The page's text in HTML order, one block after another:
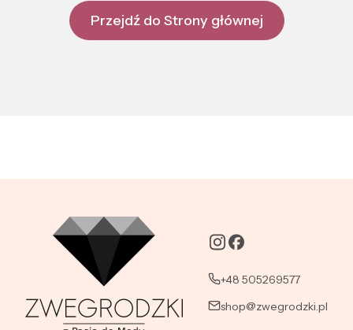
Przejdź do Strony głównej
+48 505269577
shop@zwegrodzki.pl